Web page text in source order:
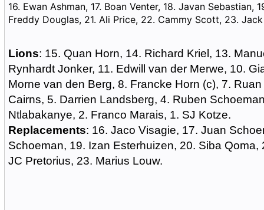
16. Ewan Ashman, 17. Boan Venter, 18. Javan Sebastian,
Freddy Douglas, 21. Ali Price, 22. Cammy Scott, 23.
Lions: 15. Quan Horn, 14. Richard Kriel, 13.
Rynhardt Jonker, 11. Edwill van der Merwe, 10.
Morne van den Berg, 8. Francke Horn (c), 7.
Cairns, 5. Darrien Landsberg, 4. Ruben
Ntlabakanye, 2. Franco Marais, 1. SJ Kotze.
Replacements: 16. Jaco Visagie, 17. Juan
Schoeman, 19. Izan Esterhuizen, 20. Siba Qoma,
JC Pretorius, 23. Marius Louw.